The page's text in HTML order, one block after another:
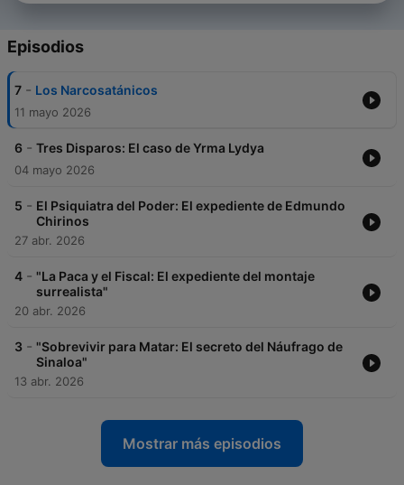
Episodios
7 - Los Narcosatánicos
11 mayo 2026
6 - Tres Disparos: El caso de Yrma Lydya
04 mayo 2026
5 - El Psiquiatra del Poder: El expediente de Edmundo
Chirinos
27 abr. 2026
4 - "La Paca y el Fiscal: El expediente del montaje
surrealista"
20 abr. 2026
3 - "Sobrevivir para Matar: El secreto del Náufrago de
Sinaloa"
13 abr. 2026
Mostrar más episodios